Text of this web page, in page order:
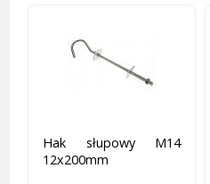
Hak słupowy M14
12x200mm